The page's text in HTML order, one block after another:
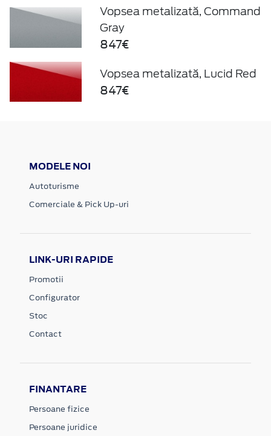
Vopsea metalizată, Command
Gray
847€
Vopsea metalizată, Lucid Red
847€
MODELE NOI
Autoturisme
Comerciale & Pick Up-uri
LINK-URI RAPIDE
Promotii
Configurator
Stoc
Contact
FINANTARE
Persoane fizice
Persoane juridice